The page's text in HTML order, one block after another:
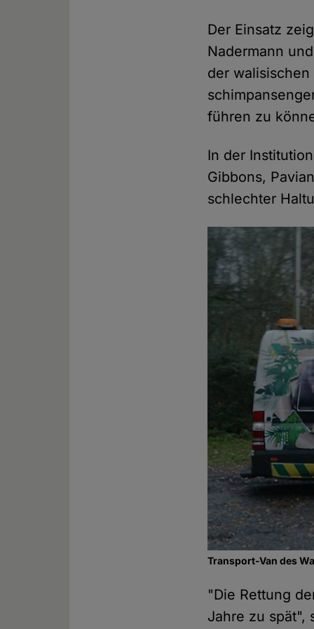
Der Einsatz
Nadermann
der
führen zu
In der
Gibbons,
schlechter
Transport-Van des
"Die Rettung
Jahre zu spät",